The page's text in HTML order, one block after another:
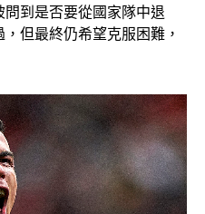
到是否要從國家隊中退
但最終仍希望克服困難，